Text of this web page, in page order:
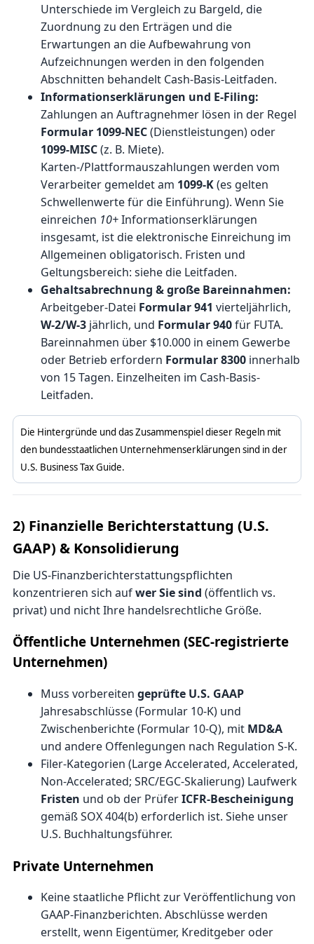
Unterschiede im Vergleich zu Bargeld, die
Zuordnung zu den Erträgen und die
Erwartungen an die Aufbewahrung von
Aufzeichnungen werden in den folgenden
Abschnitten behandelt Cash-Basis-Leitfaden.
Informationserklärungen und E-Filing:
Zahlungen an Auftragnehmer lösen in der Regel
Formular 1099-NEC(Dienstleistungen) oder
1099-MISC(z. B. Miete).
Karten-/Plattformauszahlungen werden vom
Verarbeiter gemeldet am 1099-K(es gelten
Schwellenwerte für die Einführung). Wenn Sie
einreichen 10+Informationserklärungen
insgesamt, ist die elektronische Einreichung im
Allgemeinen obligatorisch. Fristen und
Geltungsbereich: siehe die Leitfaden.
Gehaltsabrechnung & große Bareinnahmen:
Arbeitgeber-Datei Formular 941 vierteljährlich,
W-2/W-3 jährlich, und Formular 940für FUTA.
Bareinnahmen über $10.000 in einem Gewerbe
oder Betrieb erfordern Formular 8300 innerhalb
von 15 Tagen. Einzelheiten im Cash-Basis-
Leitfaden.
Die Hintergründe und das Zusammenspiel dieser Regeln mit
den bundesstaatlichen Unternehmenserklärungen sind in der
U.S. Business Tax Guide.
2) Finanzielle Berichterstattung (U.S.
GAAP) & Konsolidierung
Die US-Finanzberichterstattungspflichten
konzentrieren sich aufwer Sie sind (öffentlich vs.
privat) und nicht Ihre handelsrechtliche Größe.
Öffentliche Unternehmen (SEC-registrierte
Unternehmen)
Muss vorbereiten geprüfte U.S. GAAP
Jahresabschlüsse (Formular 10-K) und
Zwischenberichte (Formular 10-Q), mit MD&A
und andere Offenlegungen nach Regulation S-K.
Filer-Kategorien (Large Accelerated, Accelerated,
Non-Accelerated; SRC/EGC-Skalierung) Laufwerk
Fristen und ob der PrüferICFR-Bescheinigung
gemäß SOX 404(b) erforderlich ist. Siehe unser
U.S. Buchhaltungsführer.
Private Unternehmen
Keine staatliche Pflicht zur Veröffentlichung von
GAAP-Finanzberichten. Abschlüsse werden
erstellt, wenn Eigentümer, Kreditgeber oder